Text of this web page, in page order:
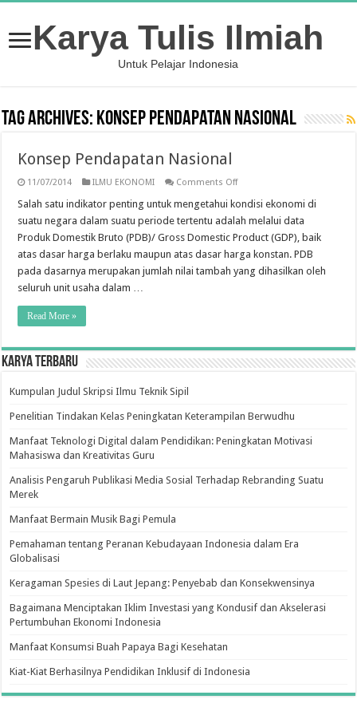
Karya Tulis Ilmiah
Untuk Pelajar Indonesia
Tag Archives: Konsep Pendapatan Nasional
Konsep Pendapatan Nasional
11/07/2014 ILMU EKONOMI Comments Offon
Pendapatan
Salah satu indikator penting untuk mengetahui kondisi ekonomi di
suatu negara dalam suatu periode tertentu adalah melalui data
Produk Domestik Bruto (PDB)/ Gross Domestic Product (GDP), baik
atas dasar harga berlaku maupun atas dasar harga konstan. PDB
pada dasarnya merupakan jumlah nilai tambah yang dihasilkan oleh
seluruh unit usaha dalam …
Read More »
Karya Terbaru
Kumpulan Judul Skripsi Ilmu Teknik Sipil
Penelitian Tindakan Kelas Peningkatan Keterampilan Berwudhu
Manfaat Teknologi Digital dalam Pendidikan: Peningkatan Motivasi
Mahasiswa dan Kreativitas Guru
Analisis Pengaruh Publikasi Media Sosial Terhadap Rebranding Suatu
Merek
Manfaat Bermain Musik Bagi Pemula
Pemahaman tentang Peranan Kebudayaan Indonesia dalam Era
Globalisasi
Keragaman Spesies di Laut Jepang: Penyebab dan Konsekwensinya
Bagaimana Menciptakan Iklim Investasi yang Kondusif dan Akselerasi
Pertumbuhan Ekonomi Indonesia
Manfaat Konsumsi Buah Papaya Bagi Kesehatan
Kiat-Kiat Berhasilnya Pendidikan Inklusif di Indonesia